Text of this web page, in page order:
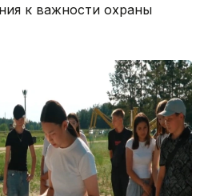
к важности охраны